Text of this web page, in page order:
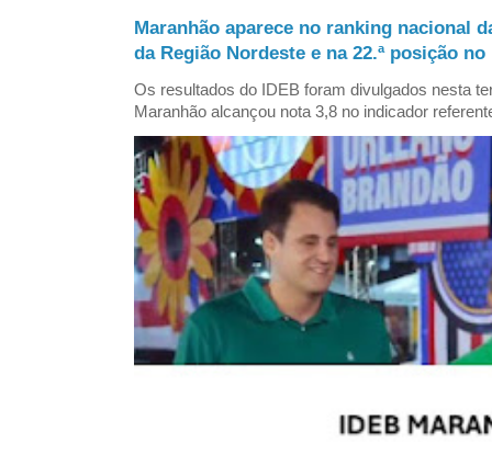
Maranhão aparece no ranking nacional
da Região Nordeste e na 22.ª posição
Os resultados do IDEB foram divulgados nesta
Maranhão alcançou nota 3,8 no indicador